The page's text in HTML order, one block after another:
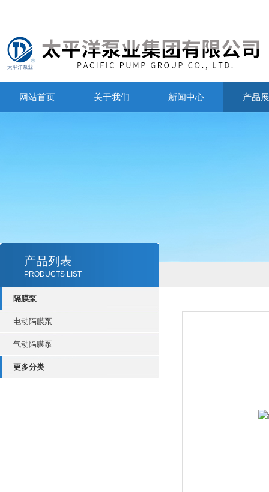
网站首页 关于我们 新闻中心 产品
产品列表
PRODUCTS LIST
隔膜泵
电动隔膜泵
气动隔膜泵
更多分类